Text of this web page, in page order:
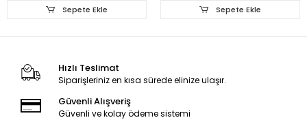
Sepete Ekle Sepete Ekle
Hızlı Teslimat
Siparişleriniz en kısa sürede elinize ulaşır.
Güvenli Alışveriş
Güvenli ve kolay ödeme sistemi